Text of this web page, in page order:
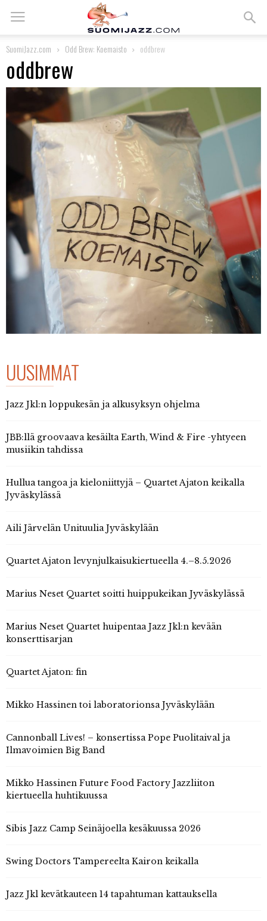
SuomiJazz.com Odd Brew: Koemaisto oddbrew
oddbrew
UUSIMMAT
Jazz Jkl:n loppukesän ja alkusyksyn ohjelma
JBB:llä groovaava kesäilta Earth, Wind & Fire -yhtyeen
musiikin tahdissa
Hullua tangoa ja kieloniittyjä – Quartet Ajaton keikalla
Jyväskylässä
Aili Järvelän Unituulia Jyväskylään
Quartet Ajaton levynjulkaisukiertueella 4.–8.5.2026
Marius Neset Quartet soitti huippukeikan Jyväskylässä
Marius Neset Quartet huipentaa Jazz Jkl:n kevään
konserttisarjan
Quartet Ajaton: fin
Mikko Hassinen toi laboratorionsa Jyväskylään
Cannonball Lives! – konsertissa Pope Puolitaival ja
Ilmavoimien Big Band
Mikko Hassinen Future Food Factory Jazzliiton
kiertueella huhtikuussa
Sibis Jazz Camp Seinäjoella kesäkuussa 2026
Swing Doctors Tampereelta Kairon keikalla
Jazz Jkl kevätkauteen 14 tapahtuman kattauksella